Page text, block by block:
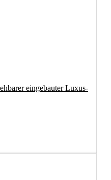
eingebauter Luxus-